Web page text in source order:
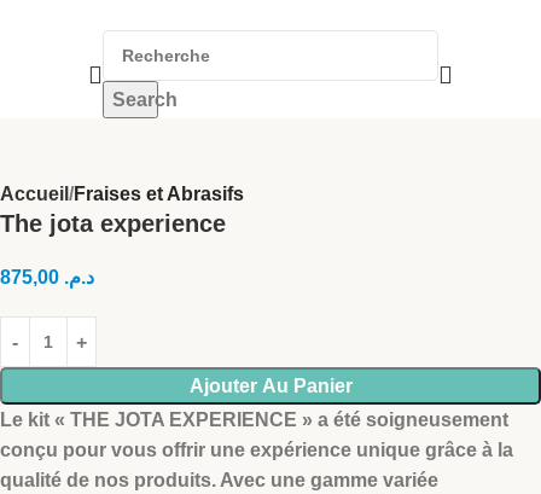
Search
Accueil Fraises et Abrasifs
The jota experience
د.م.
Ajouter Au Panier
Le kit « THE JOTA EXPERIENCE » a été soigneusement
conçu pour vous offrir une expérience unique grâce à la
qualité de nos produits. Avec une gamme variée